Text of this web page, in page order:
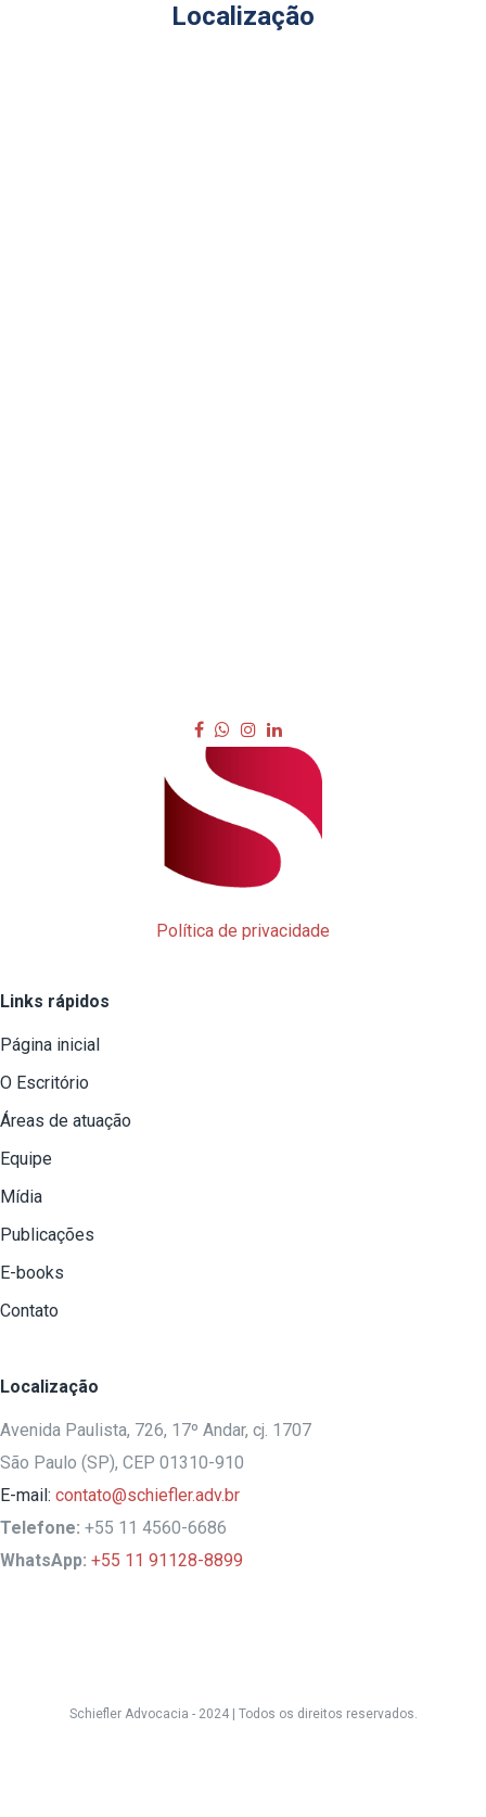
Localização
Política de privacidade
Links rápidos
Página inicial
O Escritório
Áreas de atuação
Equipe
Mídia
Publicações
E-books
Contato
Localização
Avenida Paulista, 726, 17º Andar, cj. 1707
São Paulo (SP), CEP 01310-910
E-mail: contato@schiefler.adv.br
Telefone: +55 11 4560-6686
WhatsApp: +55 11 91128-8899
Schiefler Advocacia - 2024 | Todos os direitos reservados.